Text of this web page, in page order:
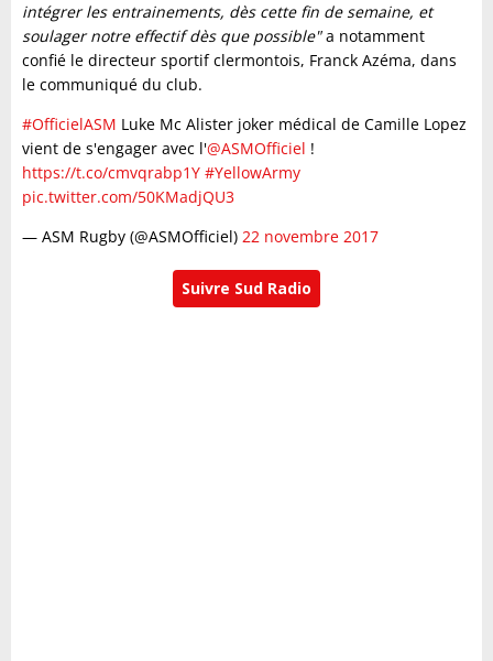
intégrer les entrainements, dès cette fin de semaine, et
soulager notre effectif dès que possible"a notamment
confié le directeur sportif clermontois, Franck Azéma, dans
le communiqué du club.
#OfficielASM Luke Mc Alister joker médical de Camille Lopez
vient de s'engager avec l'@ASMOfficiel !
https://t.co/cmvqrabp1Y #YellowArmy
pic.twitter.com/50KMadjQU3
— ASM Rugby (@ASMOfficiel) 22 novembre 2017
Suivre Sud Radio